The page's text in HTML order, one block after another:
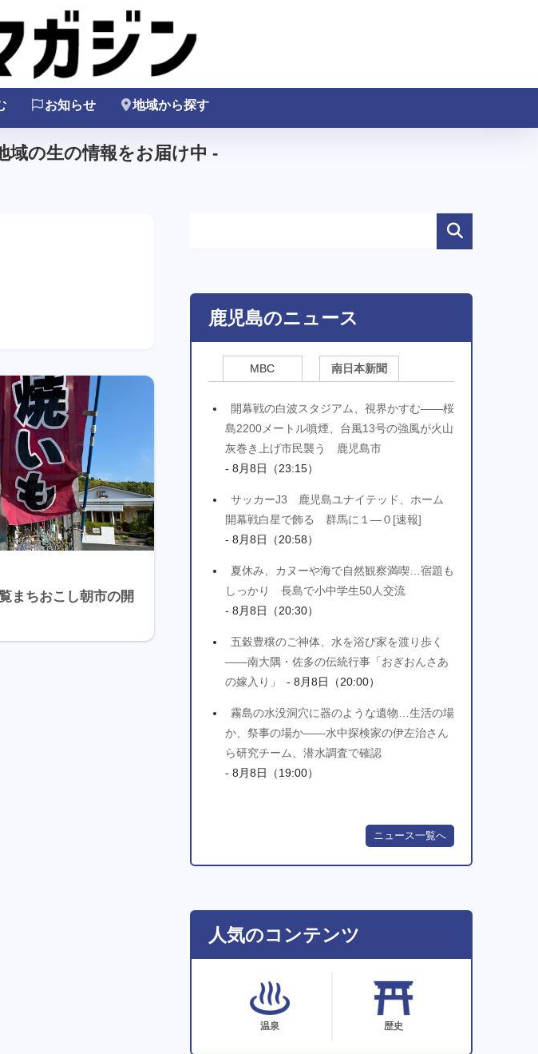
お知らせ 地域から探す
域の生の情報をお届け中 -
まちおこし朝市の開
鹿児島のニュース
MBC 南日本新聞
開幕戦の白波スタジアム、視界かすむ――桜
島2200メートル噴煙、台風13号の強風が火山
灰巻き上げ市民襲う 鹿児島市
- 8月8日（23:15）
サッカーJ3 鹿児島ユナイテッド、ホーム
開幕戦白星で飾る 群馬に１―０[速報]
- 8月8日（20:58）
夏休み、カヌーや海で自然観察満喫…宿題も
しっかり 長島で小中学生50人交流
- 8月8日（20:30）
五穀豊穣のご神体、水を浴び家を渡り歩く
――南大隅・佐多の伝統行事「おぎおんさあ
の嫁入り」
- 8月8日（20:00）
霧島の水没洞穴に器のような遺物…生活の場
か、祭事の場か――水中探検家の伊左治さん
ら研究チーム、潜水調査で確認
- 8月8日（19:00）
ニュース一覧へ
人気のコンテンツ
温泉 歴史